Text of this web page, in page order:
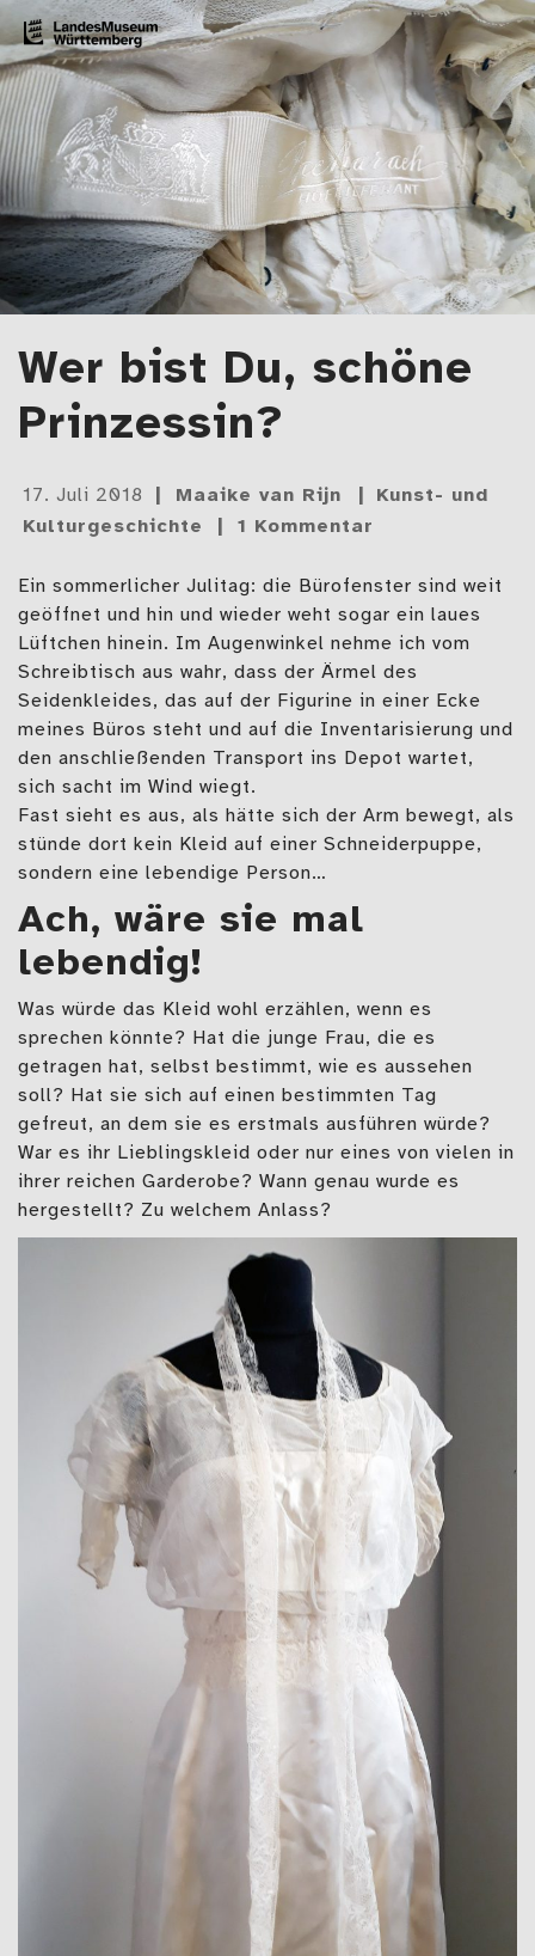
Zum Artikel springen LMW-Blog
Der Blog des Landesmuseums Württemberg
Wer bist Du, schöne
Prinzessin?
Gepostet
am
17. Juli 2018 Maaike van Rijn
Kunst- und
Kulturgeschichte
1 Kommentar
Ein sommerlicher Julitag: die Bürofenster sind weit
geöffnet und hin und wieder weht sogar ein laues
Lüftchen hinein. Im Augenwinkel nehme ich vom
Schreibtisch aus wahr, dass der Ärmel des
Seidenkleides, das auf der Figurine in einer Ecke
meines Büros steht und auf die Inventarisierung und
den anschließenden Transport ins Depot wartet,
sich sacht im Wind wiegt.
Fast sieht es aus, als hätte sich der Arm bewegt, als
stünde dort kein Kleid auf einer Schneiderpuppe,
sondern eine lebendige Person…
Ach, wäre sie mal
lebendig!
Was würde das Kleid wohl erzählen, wenn es
sprechen könnte? Hat die junge Frau, die es
getragen hat, selbst bestimmt, wie es aussehen
soll? Hat sie sich auf einen bestimmten Tag
gefreut, an dem sie es erstmals ausführen würde?
War es ihr Lieblingskleid oder nur eines von vielen in
ihrer reichen Garderobe? Wann genau wurde es
hergestellt? Zu welchem Anlass?